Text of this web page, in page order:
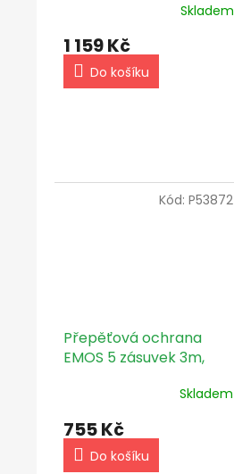
cables 3-pins for driver
remote use Zeus)
Skladem
1 159 Kč
Do košíku
Přepěťová ochrana
EMOS 5 zásuvek 3m,
Skladem
755 Kč
Do košíku
Kód: P53872